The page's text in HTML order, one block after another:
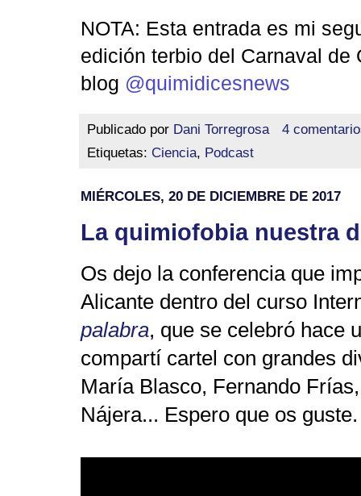
NOTA: Esta entrada es mi
edición terbio del Carnaval de
blog @quimidicesnews
Publicado por Dani Torregrosa
4
Etiquetas: Ciencia, Podcast
MIÉRCOLES, 20 DE DICIEMBRE DE 2017
La quimiofobia nuestra
Os dejo la conferencia que
Alicante dentro del curso
palabra, que se celebró hace u
compartí cartel con grandes
María Blasco, Fernando
Nájera... Espero que os